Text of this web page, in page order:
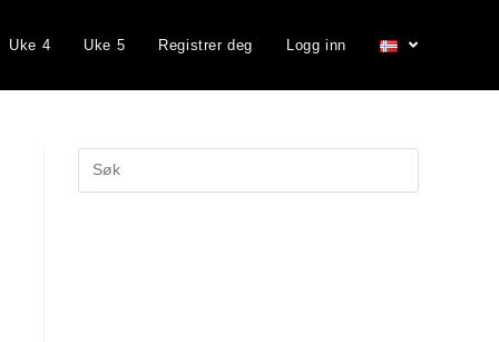
Uke 4 Uke 5 Registrer deg Logg inn